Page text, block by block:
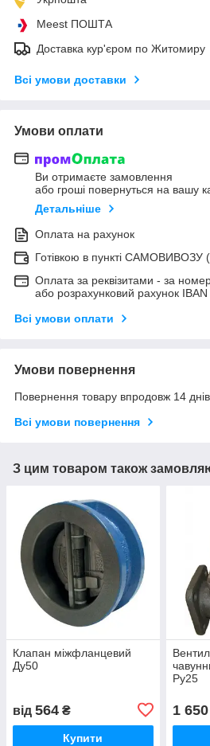
Meest ПОШТА
Доставка кур'єром по Житомиру
Всі умови доставки
Умови оплати
Ви отримаєте замовлення
або гроші повернуться на вашу
Детальніше
Оплата на рахунок
Готівкою в пункті САМОВИВОЗУ
Оплата за реквізитами - за
або розрахунковий рахунок IBAN
Всі умови оплати
Умови повернення
Повернення товару впродовж 14
Всі умови повернення
З цим товаром також
Клапан міжфланцевий
Ду50
від 564 ₴
Купити
Ру25
1 650